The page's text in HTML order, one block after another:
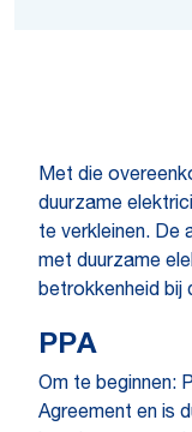
Met die
duurzame
te verkleinen. De
met duurzame
betrokkenheid bij
PPA
Om te beginnen:
Agreement en is